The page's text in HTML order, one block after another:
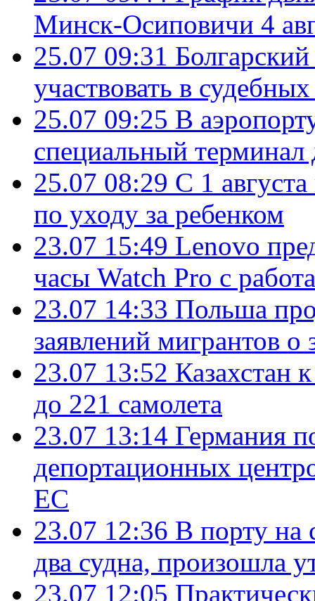
Минск-Осиповичи 4
25.07 09:31
участвовать в
25.07 09:25 В
специальный терминал
25.07 08:29 С 1
по уходу за ребенком
23.07 15:49 Lenovo
часы Watch Pro с
23.07 14:33 Польша
заявлений мигрантов
23.07 13:52 Казахстан
до 221 самолета
23.07 13:14 Германия
депортационных
ЕС
23.07 12:36 В порту на
два судна, произошла
23.07 12:05